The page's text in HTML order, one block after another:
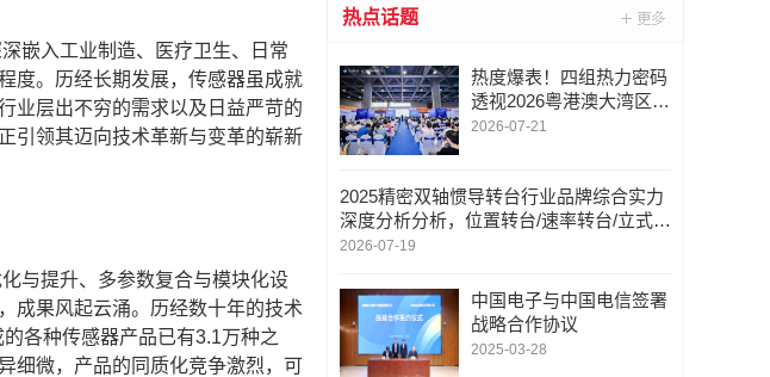
嵌入工业制造、医疗卫生、日常
度。历经长期发展，传感器虽成就
业层出不穷的需求以及日益严苛的
引领其迈向技术革新与变革的崭新
与提升、多参数复合与模块化设
成果风起云涌。历经数十年的技术
各种传感器产品已有3.1万种之
细微，产品的同质化竞争激烈，可
热点话题
热度爆表！四组热力密码
透视2026粤港澳大湾区智
慧交通科技创新大会暨成
2026-07-21
2025精密双轴惯导转台行业品牌综合实力
深度分析分析，位置转台/速率转台/立式扫
描架/龙门式扫描架，双轴转台定制厂家推
2026-07-19
中国电子与中国电信签署
战略合作协议
2025-03-28